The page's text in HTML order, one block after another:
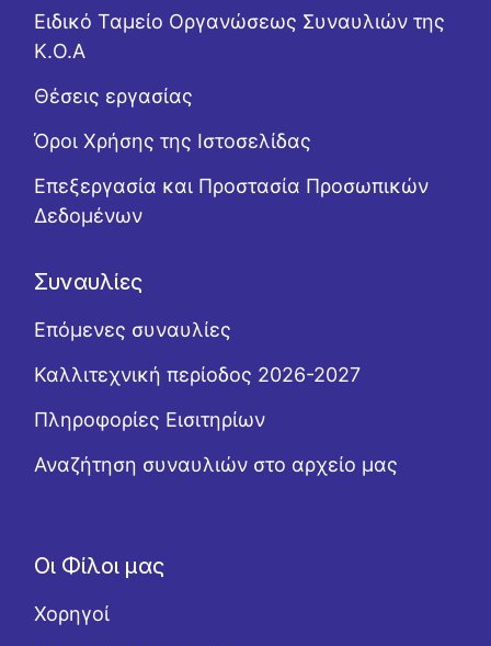
Ειδικό Ταμείο Οργανώσεως Συναυλιών της
Κ.Ο.Α
Θέσεις εργασίας
Όροι Χρήσης της Ιστοσελίδας
Επεξεργασία και Προστασία Προσωπικών
Δεδομένων
Συναυλίες
Επόμενες συναυλίες
Καλλιτεχνική περίοδος 2026-2027
Πληροφορίες Εισιτηρίων
Αναζήτηση συναυλιών στο αρχείο μας
Οι Φίλοι μας
Χορηγοί